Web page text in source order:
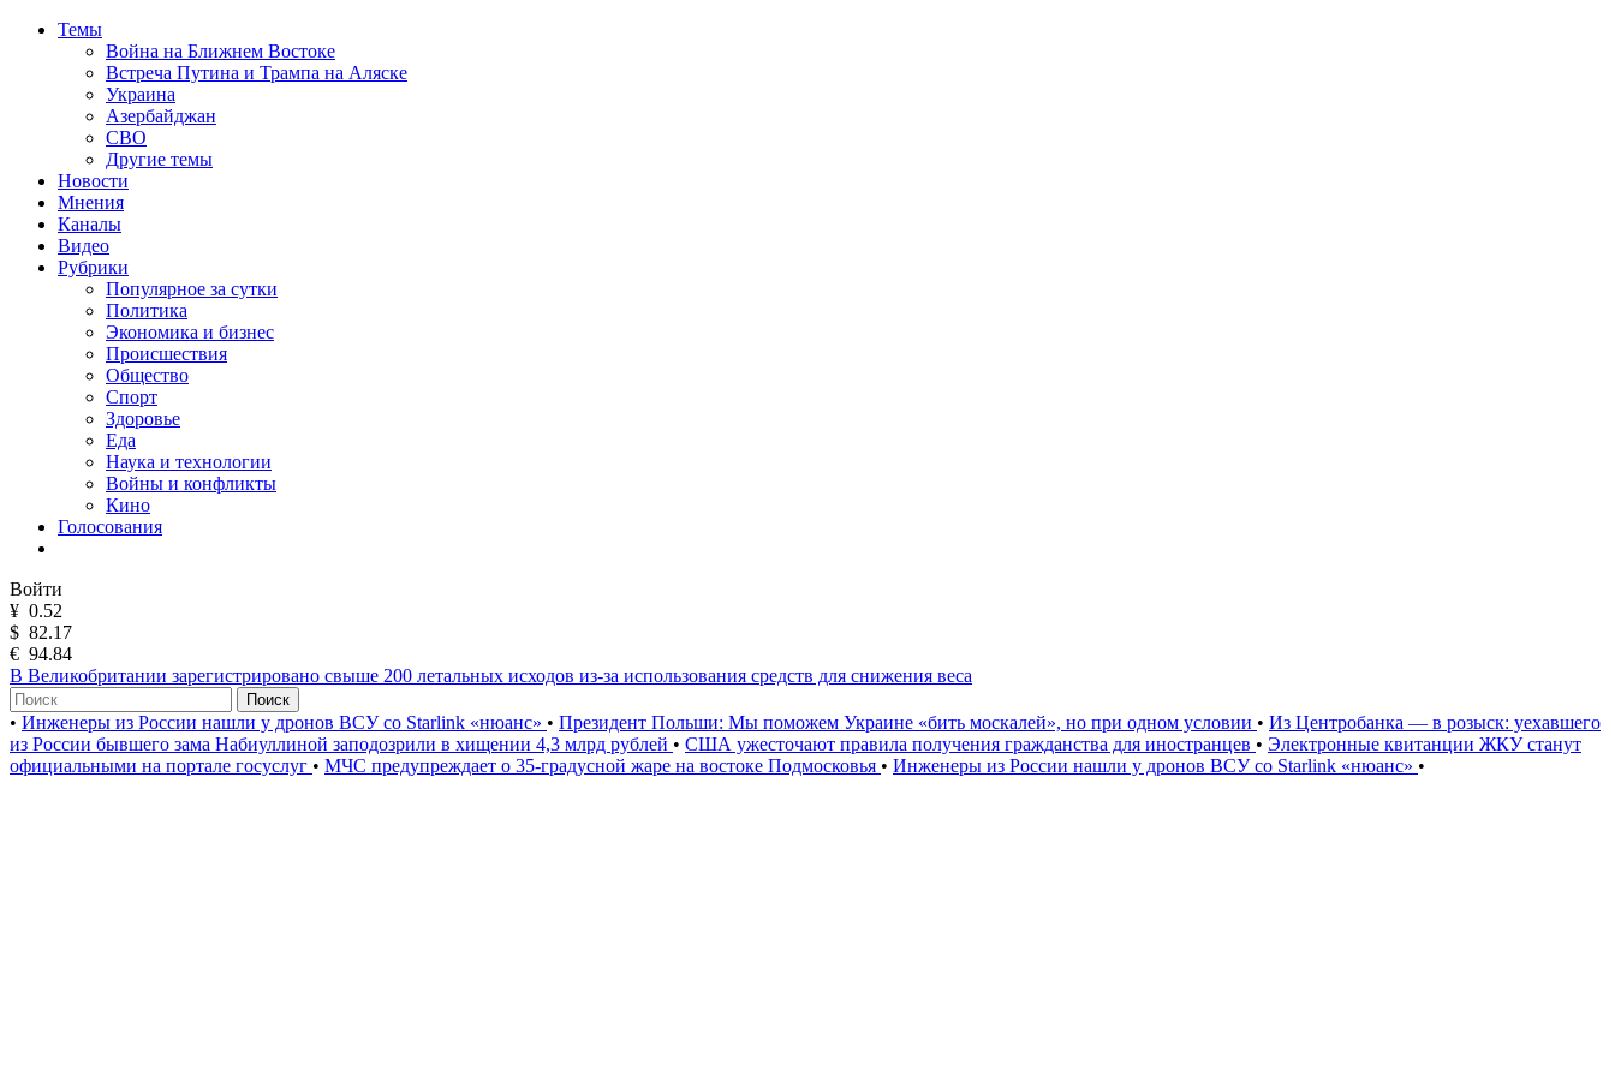
Темы
Война на Ближнем Востоке
Встреча Путина и Трампа на Аляске
Украина
Азербайджан
СВО
Другие темы
Новости
Мнения
Каналы
Видео
Рубрики
Популярное за сутки
Политика
Экономика и бизнес
Происшествия
Общество
Спорт
Здоровье
Еда
Наука и технологии
Войны и конфликты
Кино
Голосования
Войти
¥ 0.52
$ 82.17
€ 94.84
В Великобритании зарегистрировано свыше 200 летальных исходов из-за использования средств для снижения веса
Поиск
• Инженеры из России нашли у дронов ВСУ со Starlink «нюанс» • Президент Польши: Мы поможем Украине «бить москалей», но при одном условии • Из Центробанка — в розыск: уехавшего
из России бывшего зама Набиуллиной заподозрили в хищении 4,3 млрд рублей • США ужесточают правила получения гражданства для иностранцев • Электронные квитанции ЖКУ станут
официальными на портале госуслуг • МЧС предупреждает о 35-градусной жаре на востоке Подмосковья • Инженеры из России нашли у дронов ВСУ со Starlink «нюанс» •